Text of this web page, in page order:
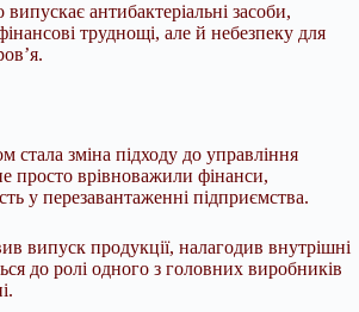
антибактеріальні засоби,
труднощі, але й небезпеку для
зміна підходу до управління
просто врівноважили фінанси,
у перезавантаженні підприємства.
випуск продукції, налагодив внутрішні
до ролі одного з головних виробників